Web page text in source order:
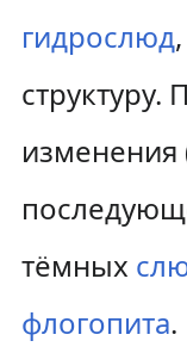
гидрослюд
структуру.
изменения
тёмных
флогопита.